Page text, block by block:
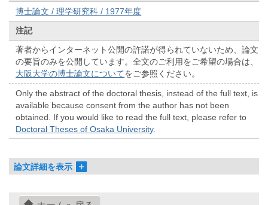
博士論文 / 理学研究科 / 1977年度
注記
著者からインターネット公開の許諾が得られていないため、論文
の要旨のみを公開しています。全文のご利用をご希望の場合は、
大阪大学の博士論文についてをご参照ください。
Only the abstract of the doctoral thesis, instead of the full text, is
available because consent from the author has not been
obtained. If you would like to read the full text, please refer to
Doctoral Theses of Osaka University.
論文詳細を表示